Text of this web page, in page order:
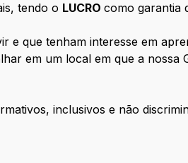
tendo o LUCROcomo garantia
e que tenham interesse em
em um local em que a nossa
inclusivos e não